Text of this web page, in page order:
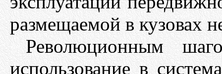
размещаемой в кузовах
Революционным
использование в